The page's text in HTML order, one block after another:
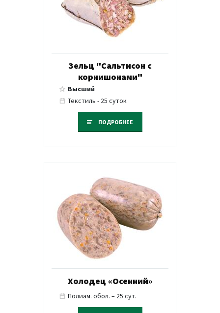
Зельц "Сальтисон с
корнишонами"
Высший
Текстиль - 25 суток
ПОДРОБНЕЕ
Холодец «Осенний»
Полиам. обол. – 25 сут.